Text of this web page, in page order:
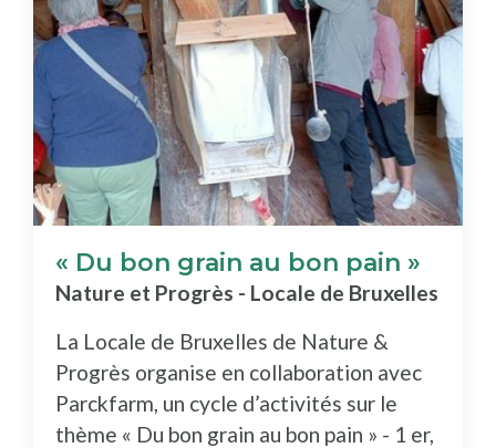
« Du bon grain au bon pain »
Nature et Progrès - Locale de Bruxelles
La Locale de Bruxelles de Nature &
Progrès organise en collaboration avec
Parckfarm, un cycle d’activités sur le
thème « Du bon grain au bon pain » - 1 er,